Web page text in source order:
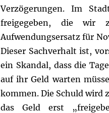
Verzögerungen. Im
freigegeben, die wir
Aufwendungsersatz für
Dieser Sachverhalt ist,
ein Skandal, dass die
auf ihr Geld warten
kommen. Die Schuld wird
das Geld erst